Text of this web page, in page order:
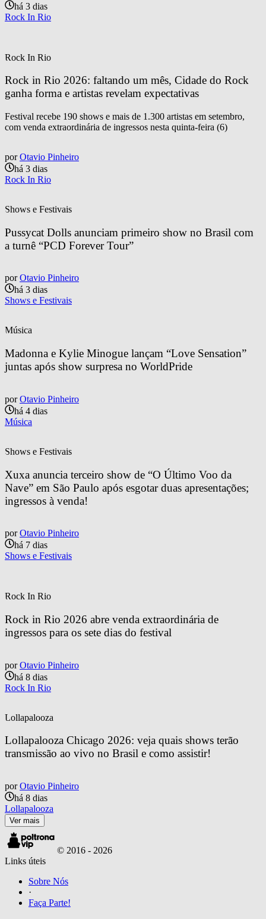
há 3 dias
Rock In Rio
Rock In Rio
Rock in Rio 2026: faltando um mês, Cidade do Rock
ganha forma e artistas revelam expectativas
Festival recebe 190 shows e mais de 1.300 artistas em setembro,
com venda extraordinária de ingressos nesta quinta-feira (6)
por Otavio Pinheiro
há 3 dias
Rock In Rio
Shows e Festivais
Pussycat Dolls anunciam primeiro show no Brasil com
a turnê “PCD Forever Tour”
por Otavio Pinheiro
há 3 dias
Shows e Festivais
Música
Madonna e Kylie Minogue lançam “Love Sensation”
juntas após show surpresa no WorldPride
por Otavio Pinheiro
há 4 dias
Música
Shows e Festivais
Xuxa anuncia terceiro show de “O Último Voo da
Nave” em São Paulo após esgotar duas apresentações;
ingressos à venda!
por Otavio Pinheiro
há 7 dias
Shows e Festivais
Rock In Rio
Rock in Rio 2026 abre venda extraordinária de
ingressos para os sete dias do festival
por Otavio Pinheiro
há 8 dias
Rock In Rio
Lollapalooza
Lollapalooza Chicago 2026: veja quais shows terão
transmissão ao vivo no Brasil e como assistir!
por Otavio Pinheiro
há 8 dias
Lollapalooza
Ver mais
© 2016 - 2026
Links úteis
Sobre Nós
·
Faça Parte!